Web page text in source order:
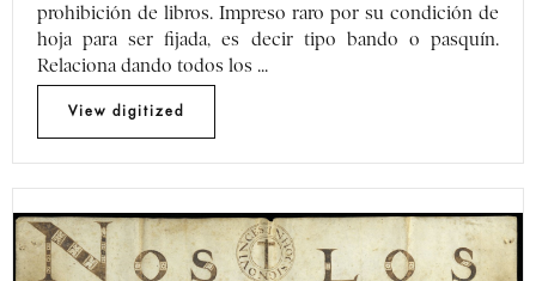
prohibición de libros. Impreso raro por su condición de
hoja para ser fijada, es decir tipo bando o pasquín.
Relaciona dando todos los ...